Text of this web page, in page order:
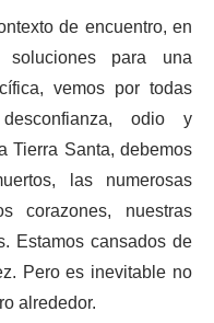
de encuentro, en
para una
vemos por todas
odio y
Tierra Santa, debemos
las numerosas
corazones, nuestras
Estamos cansados de
Pero es inevitable no
alrededor.